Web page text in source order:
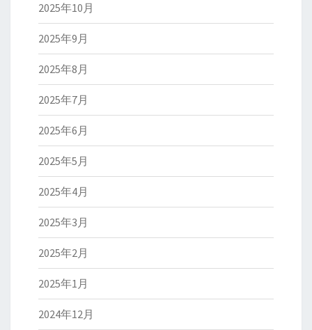
2025年10月
2025年9月
2025年8月
2025年7月
2025年6月
2025年5月
2025年4月
2025年3月
2025年2月
2025年1月
2024年12月